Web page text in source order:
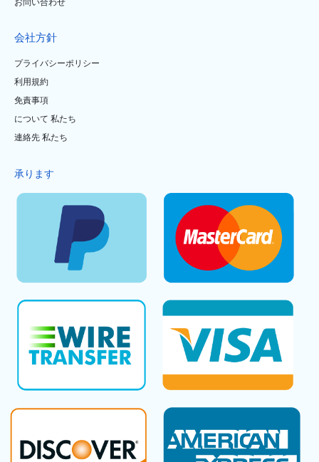
お問い合わせ
会社方針
プライバシーポリシー
利用規約
免責事項
について 私たち
連絡先 私たち
承ります